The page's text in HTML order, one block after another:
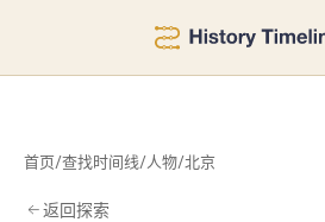
首页/查找时间线/人物/北京
返回探索